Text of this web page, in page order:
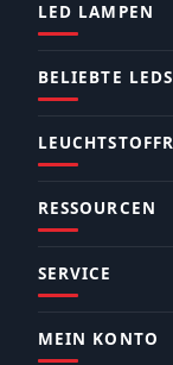
LED LAMPEN
BELIEBTE LEDS
RESSOURCEN
SERVICE
MEIN KONTO